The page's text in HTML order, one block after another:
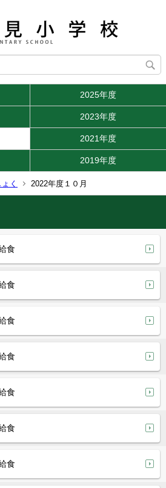
2025年度
2023年度
2021年度
2019年度
く 2022年度１０月
食
食
食
食
食
食
食